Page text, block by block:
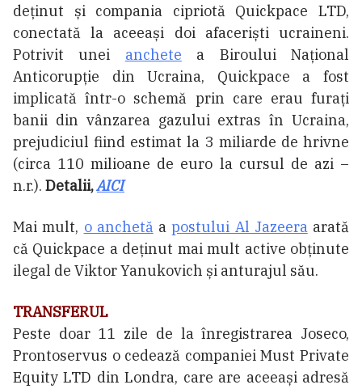
deținut și compania cipriotă Quickpace LTD,
conectată la aceeași doi afaceriști ucraineni.
Potrivit unei anchete a Biroului Național
Anticorupție din Ucraina, Quickpace a fost
implicată într-o schemă prin care erau furați
banii din vânzarea gazului extras în Ucraina,
prejudiciul fiind estimat la 3 miliarde de hrivne
(circa 110 milioane de euro la cursul de azi –
n.r.). Detalii,AICI
Mai mult, o anchetăapostului Al Jazeeraarată
că Quickpace a deținut mai mult active obținute
ilegal de Viktor Yanukovich și anturajul său.
TRANSFERUL
Peste doar 11 zile de la înregistrarea Joseco,
Prontoservus o cedează companiei Must Private
Equity LTD din Londra, care are aceeași adresă